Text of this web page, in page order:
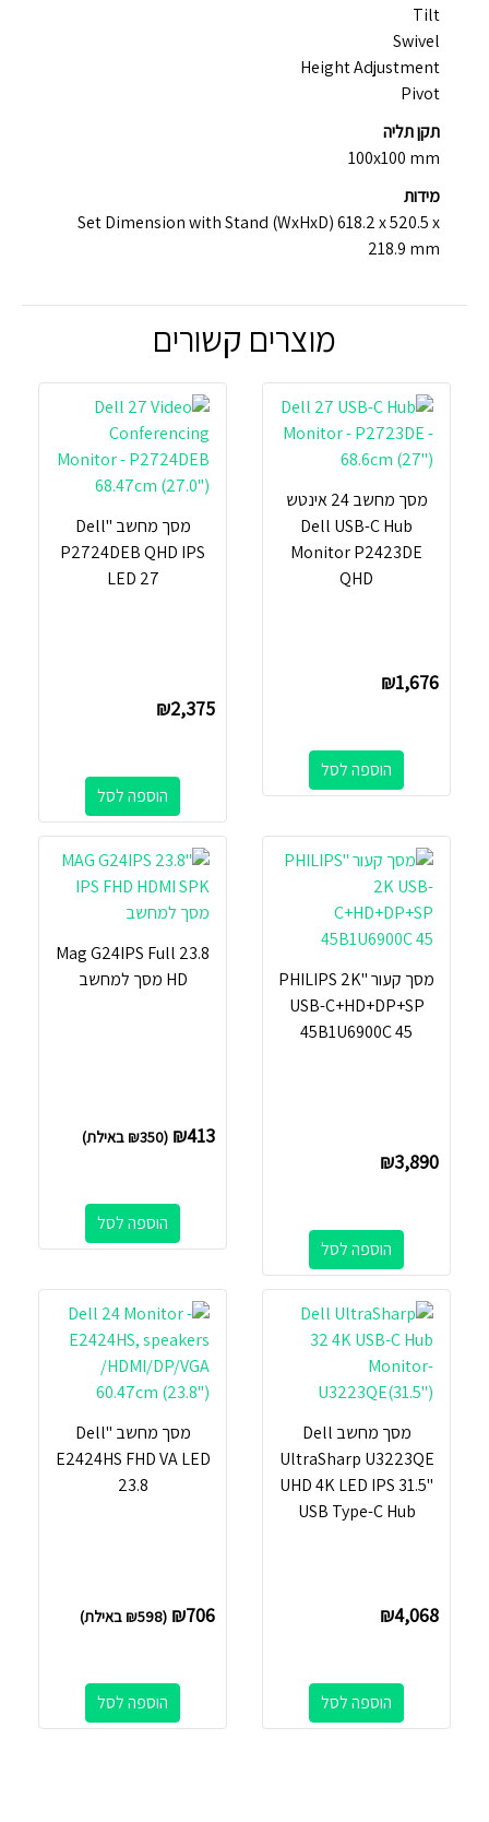
Tilt
Swivel
Height Adjustment
Pivot
תקן תליה
100x100 mm
מידות
Set Dimension with Stand (WxHxD) 618.2 x 520.5 x
218.9 mm
מוצרים קשורים
מסך מחשב ‏24 ‏אינטש
Dell USB-C Hub
Monitor P2423DE
QHD
₪1,676
הוספה לסל
מסך מחשב ''Dell
P2724DEB QHD IPS
LED 27
₪2,375
הוספה לסל
מסך קעור "PHILIPS 2K
USB-C+HD+DP+SP
45B1U6900C 45
₪3,890
הוספה לסל
‏23.8 Mag G24IPS Full
HD מסך למחשב
₪413
(
₪350 באילת)
הוספה לסל
מסך מחשב Dell
UltraSharp U3223QE
UHD 4K LED IPS 31.5''
USB Type-C Hub
₪4,068
הוספה לסל
מסך מחשב ''Dell
E2424HS FHD VA LED
23.8
₪706
(
₪598 באילת)
הוספה לסל